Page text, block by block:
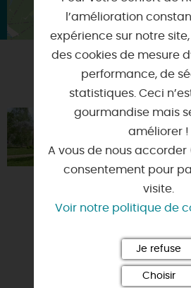
Leaflet| Map
VOUS AIMEREZ
45260 -
Maison de
canal et de la
propriété avec
l’amélioration
expérience sur notre
des cookies de mesure
performance, de
statistiques. Ceci
gourmandise mais
améliorer !
A vous de nous
consentement pour
visite.
Voir notre politique de
Je refuse
Choisir